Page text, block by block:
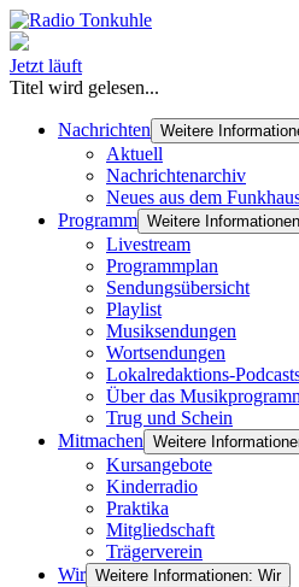
Jetzt läuft
Titel wird gelesen...
Nachrichten Weitere
Aktuell
Nachrichtenarchiv
Neues aus dem
Programm Weitere
Livestream
Programmplan
Sendungsübersicht
Playlist
Musiksendungen
Wortsendungen
Lokalredaktions-
Über das
Trug und Schein
Mitmachen Weitere
Kursangebote
Kinderradio
Praktika
Mitgliedschaft
Trägerverein
Wir Weitere Informationen: Wir